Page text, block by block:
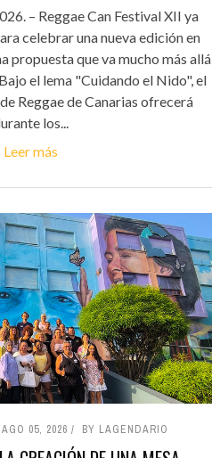
– Reggae Can Festival XII ya
celebrar una nueva edición en
propuesta que va mucho más allá
el lema "Cuidando el Nido", el
Reggae de Canarias ofrecerá
los...
Leer más
AGO 05, 2026 BY LAGENDARIO